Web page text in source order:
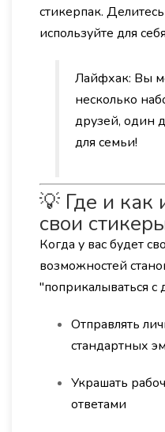
стикерпак.
используйте для
Лайфхак: Вы
несколько
друзей, один
для семьи!
💡 Где и как
свои
Когда у вас будет
возможностей
"поприкалываться с
Отправлять
стандартных
Украшать
ответами